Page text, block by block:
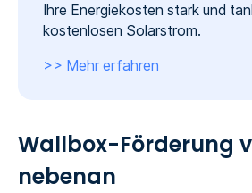
Ihre Energiekosten stark und
kostenlosen Solarstrom.
>> Mehr erfahren
Wallbox-Förderung
nebenan